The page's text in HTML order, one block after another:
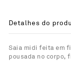
Detalhes do
Saia midi feita em
pousada no corpo,